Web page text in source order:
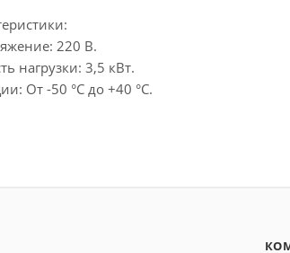
220 В.
нагрузки: 3,5 кВт.
От -50 °С до +40 °С.